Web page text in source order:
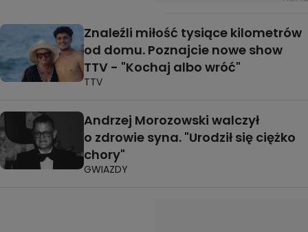
Znaleźli miłość tysiące kilometrów
od domu. Poznajcie nowe show
TTV - "Kochaj albo wróć"
TTV
Andrzej Morozowski walczył
o zdrowie syna. "Urodził się ciężko
chory"
GWIAZDY